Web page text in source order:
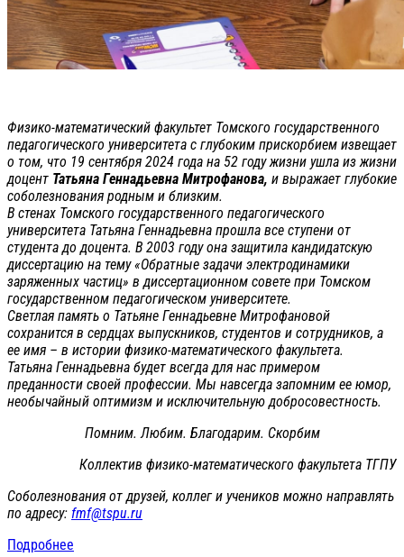
Физико-математический факультет Томского государственного
педагогического университета с глубоким прискорбием извещает
о том, что 19 сентября 2024 года на 52 году жизни ушла из жизни
доцент Татьяна Геннадьевна Митрофанова, и выражает глубокие
соболезнования родным и близким.
В стенах Томского государственного педагогического
университета Татьяна Геннадьевна прошла все ступени от
студента до доцента. В 2003 году она защитила кандидатскую
диссертацию на тему «Обратные задачи электродинамики
заряженных частиц» в диссертационном совете при Томском
государственном педагогическом университете.
Светлая память о Татьяне Геннадьевне Митрофановой
сохранится в сердцах выпускников, студентов и сотрудников, а
ее имя – в истории физико-математического факультета.
Татьяна Геннадьевна будет всегда для нас примером
преданности своей профессии. Мы навсегда запомним ее юмор,
необычайный оптимизм и исключительную добросовестность.
Помним. Любим. Благодарим. Скорбим
Коллектив физико-математического факультета ТГПУ
Соболезнования от друзей, коллег и учеников можно направлять
по адресу: fmf@tspu.ru
Подробнее